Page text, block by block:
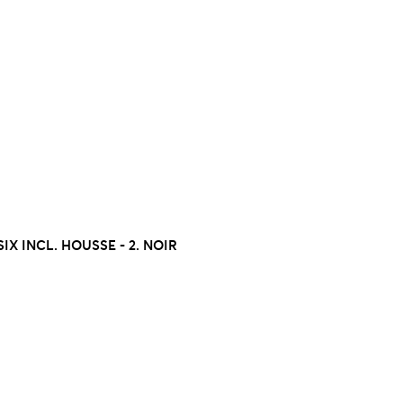
INCL. HOUSSE - 2. NOIR